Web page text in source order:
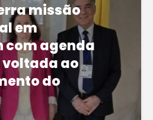
missão
em
com agenda
ao
do